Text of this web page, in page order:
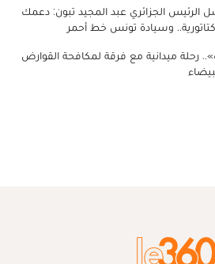
الرئيس الجزائري عبد المجيد تبون: دعمك
وسيادة تونس خط أحمر
رحلة ميدانية مع فرقة لمكافحة القوارض